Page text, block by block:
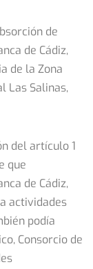
de
de Cádiz,
de la Zona
Las Salinas,
del artículo 1
que
de Cádiz,
a actividades
podía
Consorcio de